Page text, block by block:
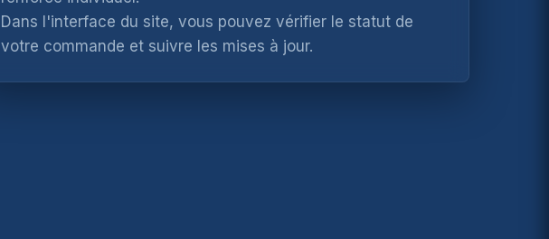
Dans l'interface du site, vous pouvez vérifier le statut de
votre commande et suivre les mises à jour.